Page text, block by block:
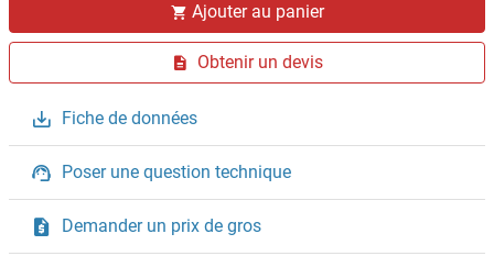
Ajouter au panier
Obtenir un devis
Fiche de données
Poser une question technique
Demander un prix de gros